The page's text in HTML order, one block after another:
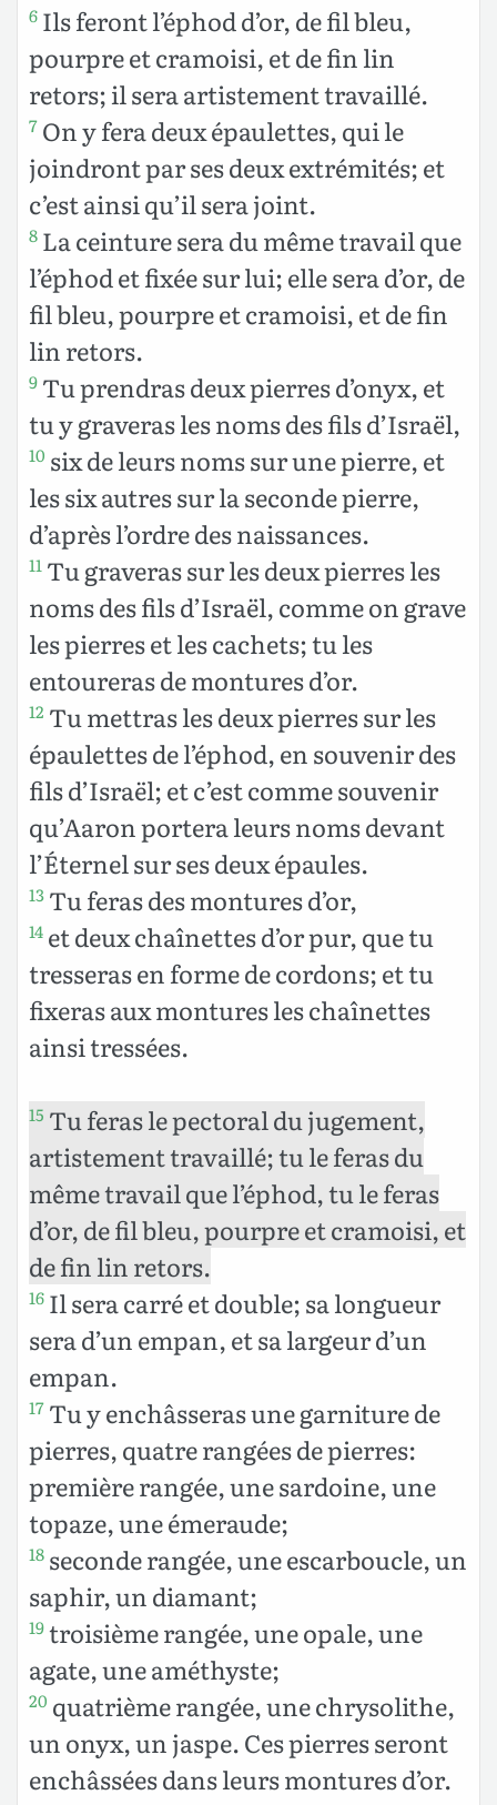
6 Ils feront l’éphod d’or, de fil bleu,
pourpre et cramoisi, et de fin lin
retors; il sera artistement travaillé.
7 On y fera deux épaulettes, qui le
joindront par ses deux extrémités; et
c’est ainsi qu’il sera joint.
8 La ceinture sera du même travail que
l’éphod et fixée sur lui; elle sera d’or, de
fil bleu, pourpre et cramoisi, et de fin
lin retors.
9 Tu prendras deux pierres d’onyx, et
tu y graveras les noms des fils d’Israël,
10 six de leurs noms sur une pierre, et
les six autres sur la seconde pierre,
d’après l’ordre des naissances.
11 Tu graveras sur les deux pierres les
noms des fils d’Israël, comme on grave
les pierres et les cachets; tu les
entoureras de montures d’or.
12 Tu mettras les deux pierres sur les
épaulettes de l’éphod, en souvenir des
fils d’Israël; et c’est comme souvenir
qu’Aaron portera leurs noms devant
l’Éternel sur ses deux épaules.
13 Tu feras des montures d’or,
14 et deux chaînettes d’or pur, que tu
tresseras en forme de cordons; et tu
fixeras aux montures les chaînettes
ainsi tressées.
15 Tu feras le pectoral du jugement,
artistement travaillé; tu le feras du
même travail que l’éphod, tu le feras
d’or, de fil bleu, pourpre et cramoisi, et
de fin lin retors.
16 Il sera carré et double; sa longueur
sera d’un empan, et sa largeur d’un
empan.
17 Tu y enchâsseras une garniture de
pierres, quatre rangées de pierres:
première rangée, une sardoine, une
topaze, une émeraude;
18 seconde rangée, une escarboucle, un
saphir, un diamant;
19troisième rangée, une opale, une
agate, une améthyste;
20 quatrième rangée, une chrysolithe,
un onyx, un jaspe. Ces pierres seront
enchâssées dans leurs montures d’or.